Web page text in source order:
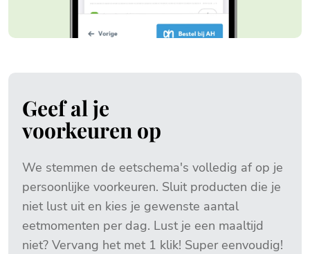
Geef al je
voorkeuren op
We stemmen de eetschema's volledig af op je
persoonlijke voorkeuren. Sluit producten die je
niet lust uit en kies je gewenste aantal
eetmomenten per dag. Lust je een maaltijd
niet? Vervang het met 1 klik! Super eenvoudig!